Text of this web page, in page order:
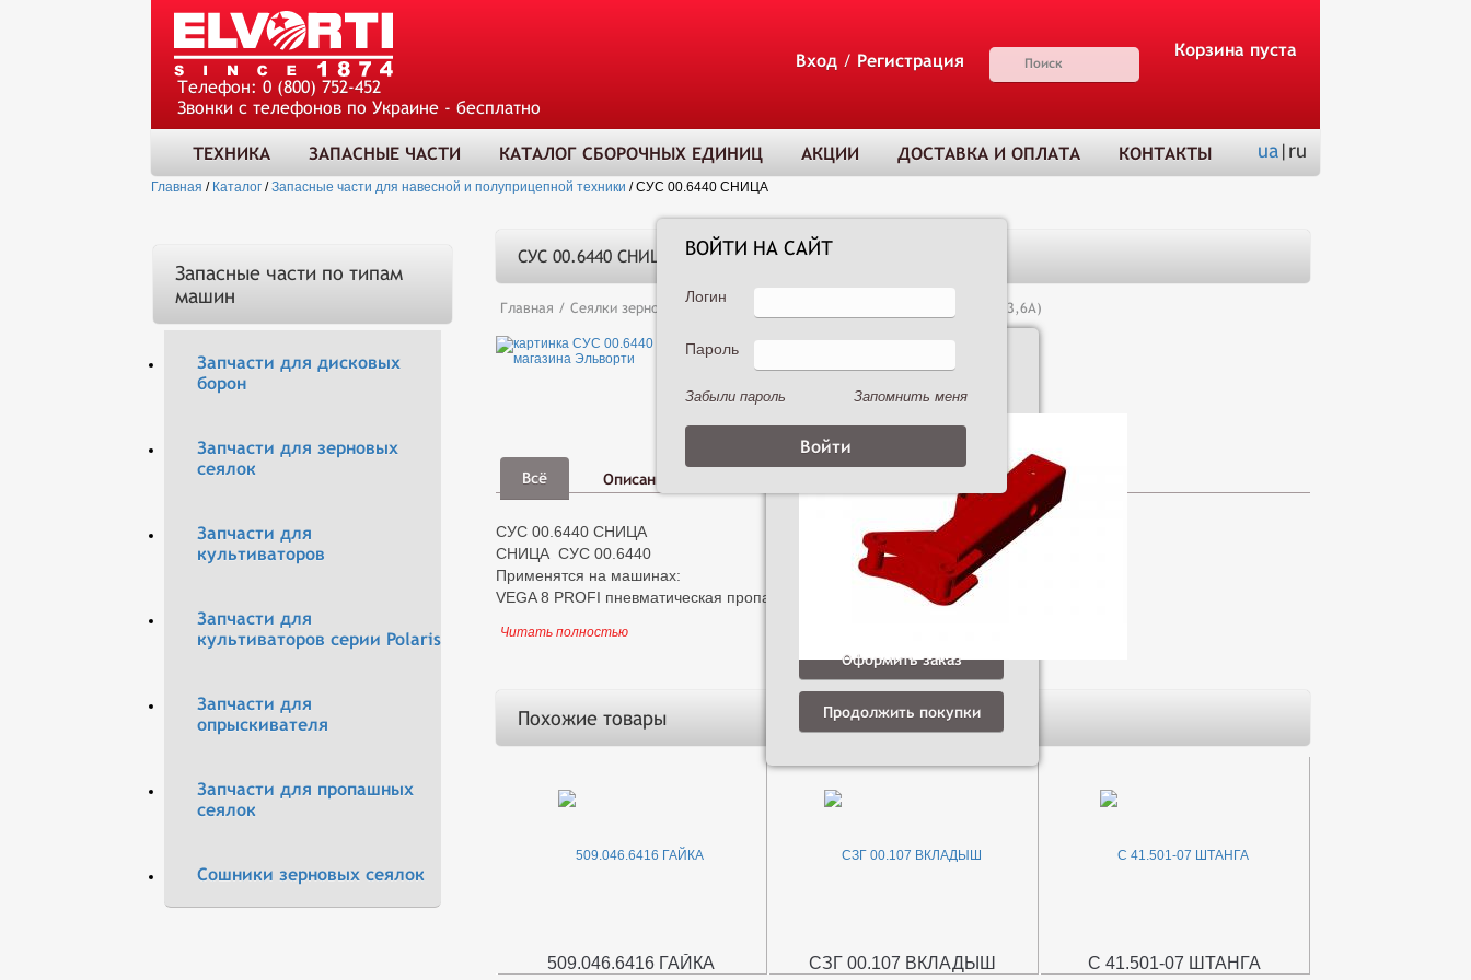
Телефон: 0 (800) 752-452
Звонки с телефонов по Украине - бесплатно
Вход / Регистрация
Корзина пуста
ТЕХНИКА ЗАПАСНЫЕ ЧАСТИ КАТАЛОГ СБОРОЧНЫХ ЕДИНИЦ АКЦИИ ДОСТАВКА И ОПЛАТА КОНТАКТЫ ua|ru
Главная / Каталог /Запасные части для навесной и полуприцепной техники /СУС 00.6440 СНИЦА
Запасные части по типам
машин
Запчасти для дисковых
борон
Запчасти для зерновых
сеялок
Запчасти для
культиваторов
Запчасти для
культиваторов серии Polaris
Запчасти для
опрыскивателя
Запчасти для пропашных
сеялок
Сошники зерновых сеялок
СУС 00.6440 СНИЦА
Главная / Сеялки зерновые Сеялка зернотуковая рядовая Астра 3,6А (С3-3,6А)
Всё Описание
Доставка
и оплата
СУС 00.6440 СНИЦА
СНИЦА СУС 00.6440
Применятся на машинах:
VEGA 8 PROFI пневматическая пропашная сеялка
Читать полностью
Похожие товары
509.046.6416 ГАЙКА СЗГ 00.107 ВКЛАДЫШ С 41.501-07 ШТАНГА
Оформить заказ
Продолжить покупки
ВОЙТИ НА САЙТ
Логин
Пароль
Забыли пароль Запомнить меня